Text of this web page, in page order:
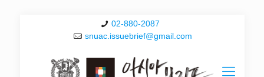
02-880-2087
snuac.issuebrief@gmail.com